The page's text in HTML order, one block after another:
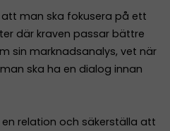
man ska fokusera på ett
där kraven passar bättre
sin marknadsanalys, vet när
ska ha en dialog innan
relation och säkerställa att